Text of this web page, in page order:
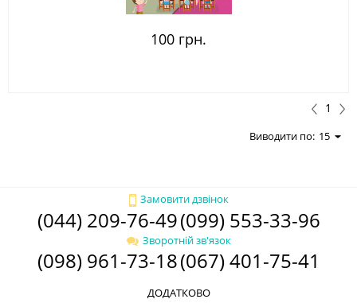
100 грн.
1
Виводити по: 15
Замовити дзвінок
(044) 209-76-49(099) 553-33-96
Зворотній зв'язок
(098) 961-73-18(067) 401-75-41
ДОДАТКОВО